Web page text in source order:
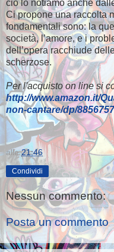
ciò lo notiamo anche
Ci propone una raccolta
fondamentali sono: la
società, l’amore, e i
dell’opera racchiude
scherzose.
Per l'acquisto on line si
http://www.amazon.it/
non-cantare/dp/
alle21:46
Condividi
Nessun commento:
Posta un commento